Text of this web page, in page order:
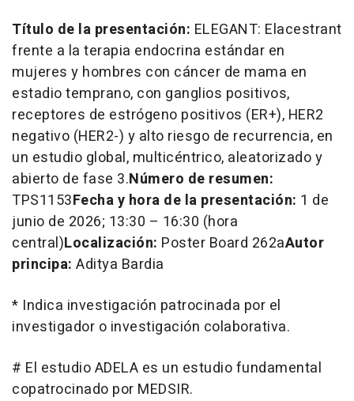
Título de la presentación: ELEGANT: Elacestrant
frente a la terapia endocrina estándar en
mujeres y hombres con cáncer de mama en
estadio temprano, con ganglios positivos,
receptores de estrógeno positivos (ER+), HER2
negativo (HER2-) y alto riesgo de recurrencia, en
un estudio global, multicéntrico, aleatorizado y
abierto de fase 3.Número de resumen:
TPS1153Fecha y hora de la presentación: 1 de
junio de 2026; 13:30 – 16:30 (hora
central)Localización: Poster Board 262aAutor
principa: Aditya Bardia
* Indica investigación patrocinada por el
investigador o investigación colaborativa.
# El estudio ADELA es un estudio fundamental
copatrocinado por MEDSIR.